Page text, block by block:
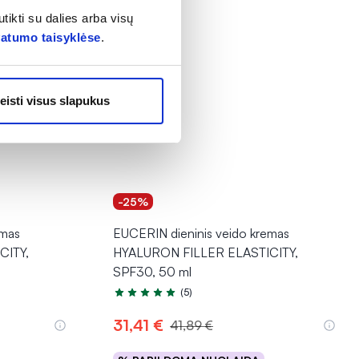
su dalies arba visų
taisyklėse.
visus slapukus
-25%
EUCERIN dieninis veido kremas
HYALURON FILLER ELASTICITY,
SPF30, 50 ml
Įvertinimas 5.0 iš 5
(5)
31,41 € 41,89 €